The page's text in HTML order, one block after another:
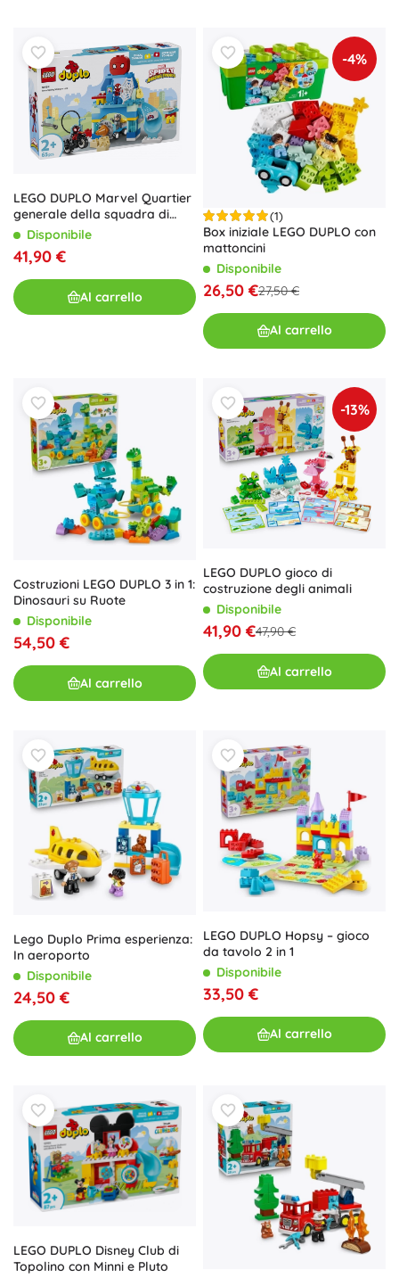
LEGO DUPLO Marvel Quartier
generale della squadra di
Spidey
Disponibile
41,90 €
Al carrello
-4%
(1)
Box iniziale LEGO DUPLO con
mattoncini
Disponibile
26,50 €27,50 €
Al carrello
Costruzioni LEGO DUPLO 3 in 1:
Dinosauri su Ruote
Disponibile
54,50 €
Al carrello
-13%
LEGO DUPLO gioco di
costruzione degli animali
Disponibile
41,90 €47,90 €
Al carrello
Lego Duplo Prima esperienza:
In aeroporto
Disponibile
24,50 €
Al carrello
LEGO DUPLO Hopsy – gioco
da tavolo 2 in 1
Disponibile
33,50 €
Al carrello
LEGO DUPLO Disney Club di
Topolino con Minni e Pluto